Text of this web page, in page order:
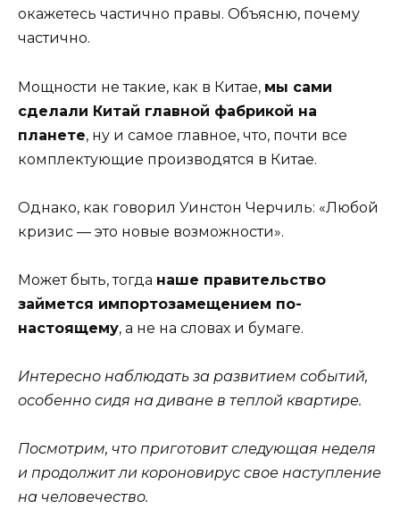
окажетесь частично правы. Объясню, почему
частично.
Мощности не такие, как в Китае, мы сами
сделали Китай главной фабрикой на
планете, ну и самое главное, что, почти все
комплектующие производятся в Китае.
Однако, как говорил Уинстон Черчиль: «Любой
кризис — это новые возможности».
Может быть, тогда наше правительство
займется импортозамещением по-
настоящему, а не на словах и бумаге.
Интересно наблюдать за развитием событий,
особенно сидя на диване в теплой квартире.
Посмотрим, что приготовит следующая неделя
и продолжит ли короновирус свое наступление
на человечество.